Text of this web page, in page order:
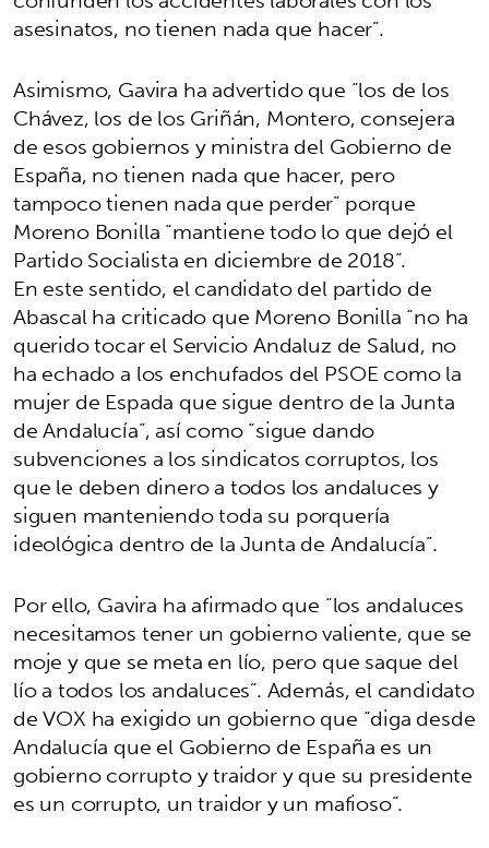
asesinatos, no tienen nada que hacer”.
Asimismo, Gavira ha advertido que “los de los
Chávez, los de los Griñán, Montero, consejera
de esos gobiernos y ministra del Gobierno de
España, no tienen nada que hacer, pero
tampoco tienen nada que perder” porque
Moreno Bonilla “mantiene todo lo que dejó el
Partido Socialista en diciembre de 2018”.
En este sentido, el candidato del partido de
Abascal ha criticado que Moreno Bonilla “no ha
querido tocar el Servicio Andaluz de Salud, no
ha echado a los enchufados del PSOE como la
mujer de Espada que sigue dentro de la Junta
de Andalucía”, así como “sigue dando
subvenciones a los sindicatos corruptos, los
que le deben dinero a todos los andaluces y
siguen manteniendo toda su porquería
ideológica dentro de la Junta de Andalucía”.
Por ello, Gavira ha afirmado que “los andaluces
necesitamos tener un gobierno valiente, que se
moje y que se meta en lío, pero que saque del
lío a todos los andaluces”. Además, el candidato
de VOX ha exigido un gobierno que “diga desde
Andalucía que el Gobierno de España es un
gobierno corrupto y traidor y que su presidente
es un corrupto, un traidor y un mafioso”.